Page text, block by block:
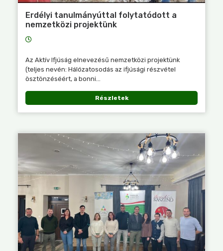
Erdélyi tanulmányúttal folytatódott a
nemzetközi projektünk
Az Aktív Ifjúság elnevezésű nemzetközi projektünk
(teljes nevén: Hálózatosodás az ifjúsági részvétel
ösztönzéséért, a bonni...
Részletek